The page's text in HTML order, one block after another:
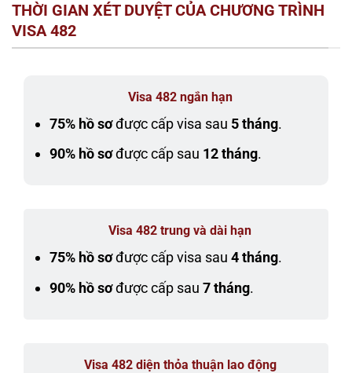
THỜI GIAN XÉT DUYỆT CỦA CHƯƠNG TRÌNH
VISA 482
Visa 482 ngắn hạn
75% hồ sơđược cấp visa sau 5 tháng.
90% hồ sơđược cấp sau 12 tháng.
Visa 482 trung và dài hạn
75% hồ sơđược cấp visa sau4 tháng.
90% hồ sơđược cấp sau7 tháng.
Visa 482 diện thỏa thuận lao động